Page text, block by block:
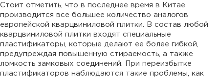
Стоит отметить, что в последнее время в Китае
производится все большее количество аналогов
европейской кварцвиниловой плитки. В состав любой
кварцвиниловой плитки входят специальные
пластификаторы, которые делают ее более гибкой,
предупреждая повышенную стираемость, а также
ломкость замковых соединений. При переизбытке
пластификаторов наблюдаются такие проблемы, как